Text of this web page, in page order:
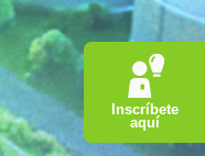
Inscríbete
aquí